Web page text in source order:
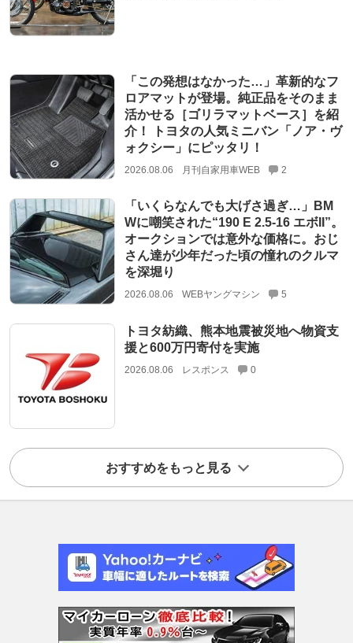
「この発想はなかった…」革新的なフ
ロアマットが登場。純正品をそのまま
活かせる［ゴリラマットベース］を紹
介！ トヨタの人気ミニバン「ノア・ヴ
ォクシー」にピッタリ！
2026.08.06 月刊自家用車WEB 2
「いくらなんでも大げさ過ぎ…」BM
Wに嘲笑された“190 E 2.5-16 エボII”。
オークションでは意外な価格に。おじ
さん達が少年だった頃の憧れのクルマ
を深堀り
2026.08.06 WEBヤングマシン 5
トヨタ紡織、熊本地震被災地へ物資支
援と600万円寄付を実施
2026.08.06 レスポンス 0
おすすめをもっと見る